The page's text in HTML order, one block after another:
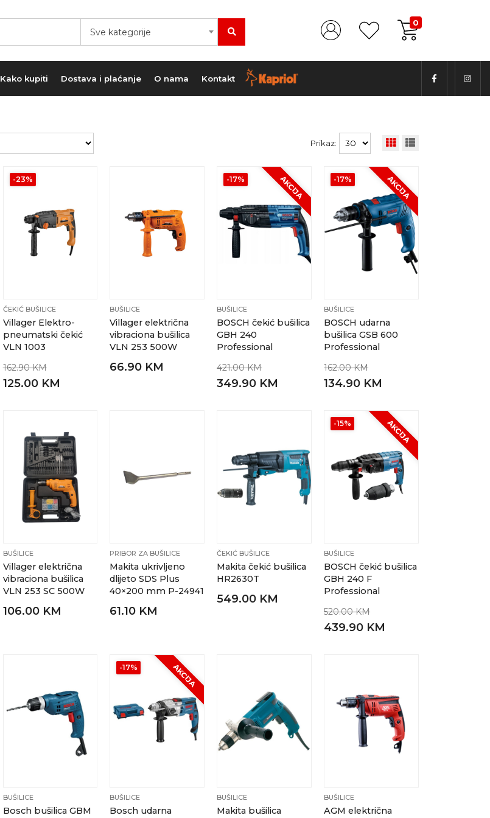
Sve kategorije
0
Kako kupiti Dostava i plaćanje O nama Kontakt
Prikaz:
-23%
ČEKIĆ BUŠILICE
Villager Elektro-
pneumatski čekić
VLN 1003
162.90 KM
125.00 KM
BUŠILICE
Villager električna
vibraciona bušilica
VLN 253 500W
66.90 KM
-17% AKCIJA
BUŠILICE
BOSCH čekić bušilica
GBH 240
Professional
421.00 KM
349.90 KM
-17% AKCIJA
BUŠILICE
BOSCH udarna
bušilica GSB 600
Professional
162.00 KM
134.90 KM
BUŠILICE
Villager električna
vibraciona bušilica
VLN 253 SC 500W
106.00 KM
PRIBOR ZA BUŠILICE
Makita ukrivljeno
dlijeto SDS Plus
40×200 mm P-24941
61.10 KM
ČEKIĆ BUŠILICE
Makita čekić bušilica
HR2630T
549.00 KM
-15% AKCIJA
BUŠILICE
BOSCH čekić bušilica
GBH 240 F
Professional
520.00 KM
439.90 KM
BUŠILICE
Bosch bušilica GBM
-17% AKCIJA
BUŠILICE
Bosch udarna
BUŠILICE
Makita bušilica
BUŠILICE
AGM električna